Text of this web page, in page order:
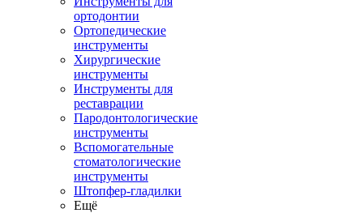
ортодонтии
Ортопедические
инструменты
Хирургические
инструменты
Инструменты для
реставрации
Пародонтологические
инструменты
Вспомогательные
стоматологические
инструменты
Штопфер-гладилки
Ещё